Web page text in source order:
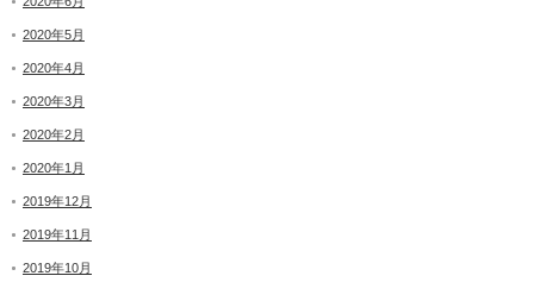
2020年5月
2020年4月
2020年3月
2020年2月
2020年1月
2019年12月
2019年11月
2019年10月